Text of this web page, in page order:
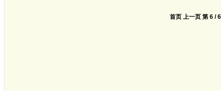
首页 上一页 第 6 /